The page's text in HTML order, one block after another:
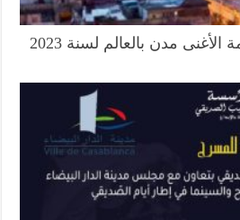
مدن بالعالم لسنة 2023